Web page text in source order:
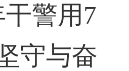
干警用7
守与奋